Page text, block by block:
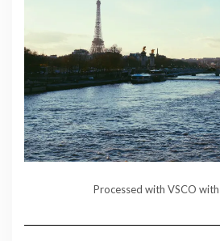
Processed with VSCO